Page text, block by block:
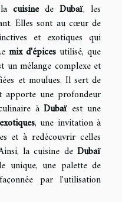
cuisinede Dubaï, les
Elles sont au cœur de
et exotiques qui
mix d'épices utilisé, que
un mélange complexe et
et moulues. Il sert de
apporte une profondeur
àDubaï est une
, une invitation à
et à redécouvrir celles
la cuisine de Dubaï
unique, une palette de
par l'utilisation